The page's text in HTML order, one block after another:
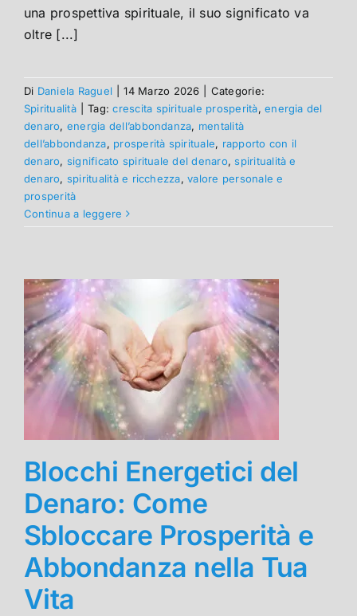
una prospettiva spirituale, il suo significato va
oltre [...]
Di Daniela Raguel 14 Marzo 2026
Categorie:
Spiritualità
Tag:crescita spirituale prosperità,energia del
denaro, energia dell’abbondanza, mentalità
dell’abbondanza, prosperità spirituale, rapporto con il
denaro, significato spirituale del denaro,spiritualità e
denaro, spiritualità e ricchezza,valore personale e
prosperità
Continua a leggere
Blocchi Energetici del
Denaro: Come
Sbloccare Prosperità e
Abbondanza nella Tua
Vita